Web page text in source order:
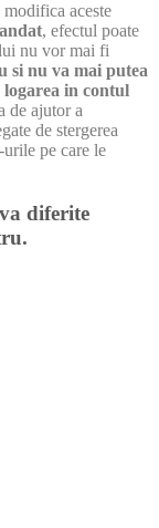
aceste
, efectul poate
nu vor mai fi
si nu va mai putea
in contul
de ajutor a
de stergerea
pe care le
diferite